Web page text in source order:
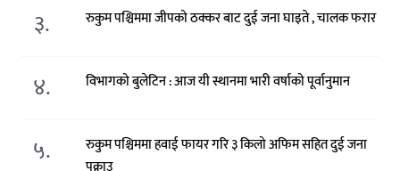
३. रुकुम पश्चिममा जीपको ठक्कर बाट दुई जना घाइते , चालक फरार
४. विभागको बुलेटिन : आज यी स्थानमा भारी वर्षाको पूर्वानुमान
५.
रुकुम पश्चिममा हवाई फायर गरि ३ किलो अफिम सहित दुई जना